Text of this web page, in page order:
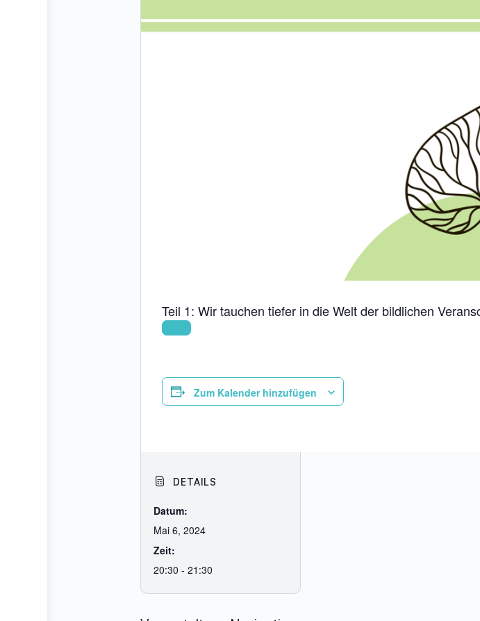
Teil 1: Wir tauchen tiefer in die Welt der bildlichen
Zum Kalender hinzufügen
DETAILS
Datum:
Mai 6, 2024
Zeit:
20:30 - 21:30